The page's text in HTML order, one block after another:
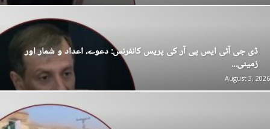
ڈی جی آئی ایس پی آر کی پریس کانفرنس: دعوے، اعداد و شمار اور
زمینی...
August 3, 2026